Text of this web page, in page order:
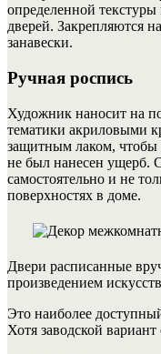
определенной
дверей. Закрепляются
занавески.
Ручная роспись
Художник наносит на
тематики акриловыми
защитным лаком, чтобы
не был нанесен ущерб.
самостоятельно и не
поверхностях в доме.
Двери расписанные
произведением
Это наиболее
Хотя заводской